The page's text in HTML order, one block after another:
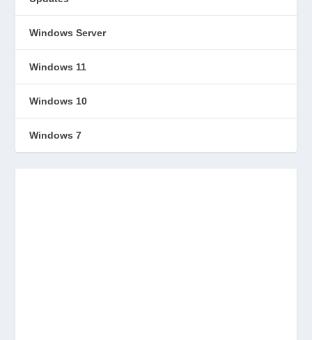
Windows Server
Windows 11
Windows 10
Windows 7